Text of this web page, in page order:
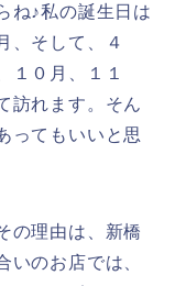
ね♪私の誕生日は
、そして、４
１０月、１１
訪れます。そん
ってもいいと思
の理由は、新橋
いのお店では、